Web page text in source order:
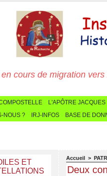
cours de migration
L'APÔTRE JACQUES
NOUS ?
IRJ-INFOS BASE DE
ET
Accueil >
Deux